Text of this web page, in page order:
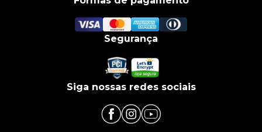
Segurança
Siga nossas redes sociais